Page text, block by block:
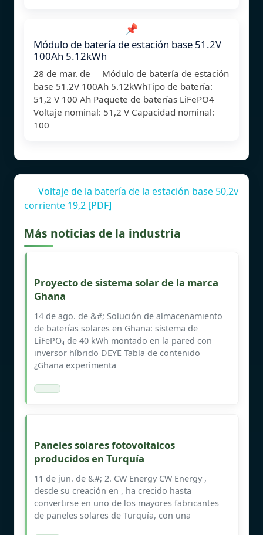
📌
Módulo de batería de estación base 51.2V
100Ah 5.12kWh
28 de mar. de Módulo de batería de estación
base 51.2V 100Ah 5.12kWhTipo de batería:
51,2 V 100 Ah Paquete de baterías LiFePO4
Voltaje nominal: 51,2 V Capacidad nominal:
100
Voltaje de la batería de la estación base 50,2v
corriente 19,2 [PDF]
Más noticias de la industria
Proyecto de sistema solar de la marca
Ghana
14 de ago. de &#; Solución de almacenamiento
de baterías solares en Ghana: sistema de
LiFePO₄ de 40 kWh montado en la pared con
inversor híbrido DEYE Tabla de contenido
¿Ghana experimenta
Paneles solares fotovoltaicos
producidos en Turquía
11 de jun. de &#; 2. CW Energy CW Energy ,
desde su creación en , ha crecido hasta
convertirse en uno de los mayores fabricantes
de paneles solares de Turquía, con una